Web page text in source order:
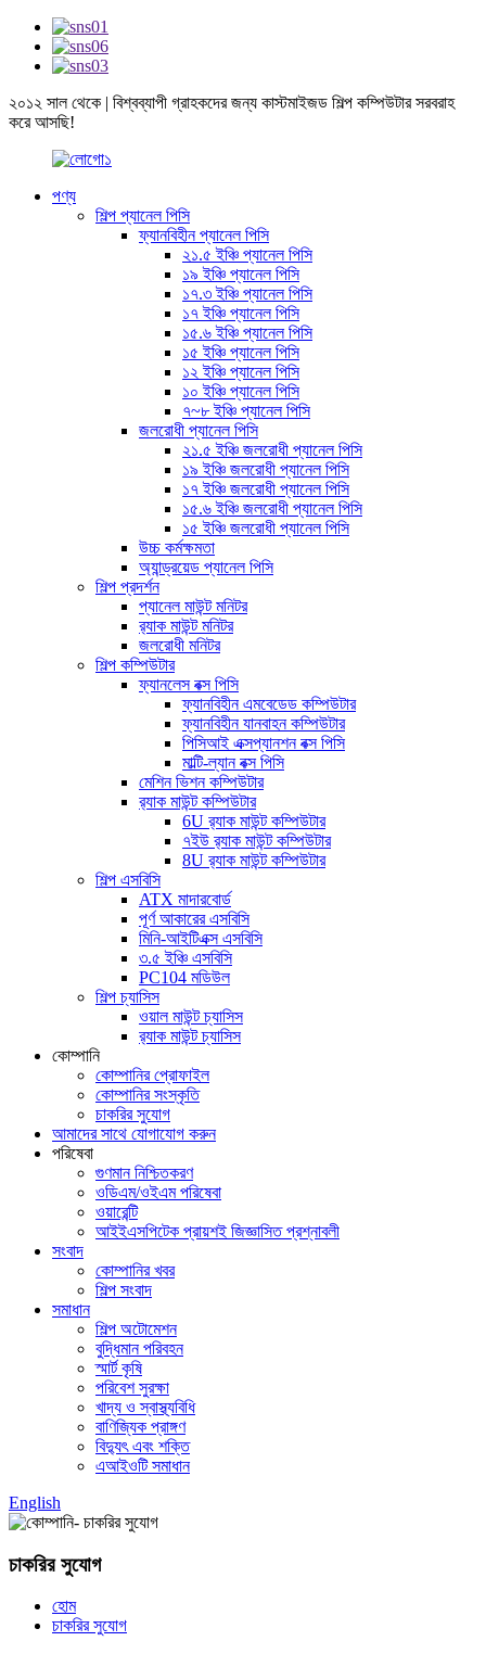
২০১২ সাল থেকে | বিশ্বব্যাপী গ্রাহকদের জন্য কাস্টমাইজড শিল্প কম্পিউটার সরবরাহ
করে আসছি!
পণ্য
শিল্প প্যানেল পিসি
ফ্যানবিহীন প্যানেল পিসি
২১.৫ ইঞ্চি প্যানেল পিসি
১৯ ইঞ্চি প্যানেল পিসি
১৭.৩ ইঞ্চি প্যানেল পিসি
১৭ ইঞ্চি প্যানেল পিসি
১৫.৬ ইঞ্চি প্যানেল পিসি
১৫ ইঞ্চি প্যানেল পিসি
১২ ইঞ্চি প্যানেল পিসি
১০ ইঞ্চি প্যানেল পিসি
৭~৮ ইঞ্চি প্যানেল পিসি
জলরোধী প্যানেল পিসি
২১.৫ ইঞ্চি জলরোধী প্যানেল পিসি
১৯ ইঞ্চি জলরোধী প্যানেল পিসি
১৭ ইঞ্চি জলরোধী প্যানেল পিসি
১৫.৬ ইঞ্চি জলরোধী প্যানেল পিসি
১৫ ইঞ্চি জলরোধী প্যানেল পিসি
উচ্চ কর্মক্ষমতা
অ্যান্ড্রয়েড প্যানেল পিসি
শিল্প প্রদর্শন
প্যানেল মাউন্ট মনিটর
র‍্যাক মাউন্ট মনিটর
জলরোধী মনিটর
শিল্প কম্পিউটার
ফ্যানলেস বক্স পিসি
ফ্যানবিহীন এমবেডেড কম্পিউটার
ফ্যানবিহীন যানবাহন কম্পিউটার
পিসিআই এক্সপ্যানশন বক্স পিসি
মাল্টি-ল্যান বক্স পিসি
মেশিন ভিশন কম্পিউটার
র‍্যাক মাউন্ট কম্পিউটার
6U র‍্যাক মাউন্ট কম্পিউটার
৭ইউ র‍্যাক মাউন্ট কম্পিউটার
8U র‍্যাক মাউন্ট কম্পিউটার
শিল্প এসবিসি
ATX মাদারবোর্ড
পূর্ণ আকারের এসবিসি
মিনি-আইটিএক্স এসবিসি
৩.৫ ইঞ্চি এসবিসি
PC104 মডিউল
শিল্প চ্যাসিস
ওয়াল মাউন্ট চ্যাসিস
র‍্যাক মাউন্ট চ্যাসিস
কোম্পানি
কোম্পানির প্রোফাইল
কোম্পানির সংস্কৃতি
চাকরির সুযোগ
আমাদের সাথে যোগাযোগ করুন
পরিষেবা
গুণমান নিশ্চিতকরণ
ওডিএম/ওইএম পরিষেবা
ওয়ারেন্টি
আইইএসপিটেক প্রায়শই জিজ্ঞাসিত প্রশ্নাবলী
সংবাদ
কোম্পানির খবর
শিল্প সংবাদ
সমাধান
শিল্প অটোমেশন
বুদ্ধিমান পরিবহন
স্মার্ট কৃষি
পরিবেশ সুরক্ষা
খাদ্য ও স্বাস্থ্যবিধি
বাণিজ্যিক প্রাঙ্গণ
বিদ্যুৎ এবং শক্তি
এআইওটি সমাধান
English
চাকরির সুযোগ
হোম
চাকরির সুযোগ